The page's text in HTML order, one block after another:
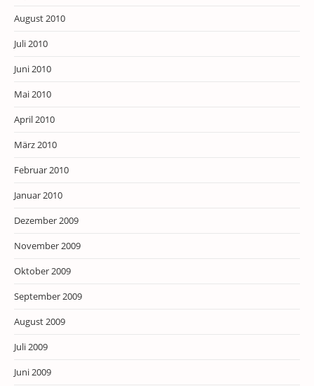
August 2010
Juli 2010
Juni 2010
Mai 2010
April 2010
März 2010
Februar 2010
Januar 2010
Dezember 2009
November 2009
Oktober 2009
September 2009
August 2009
Juli 2009
Juni 2009